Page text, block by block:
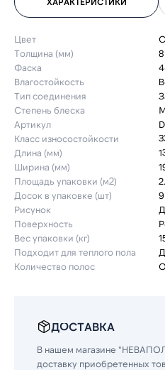
Цвет
Толщина (мм)
8
Фаска
Влагостойкость
Тип соединения
Степень блеска
Артикул
Класс износостойкости
Длина (мм)
Ширина (мм)
Площадь упаковки (м2)
Досок в упаковке (шт)
9
Рисунок
Поверхность
Вес упаковки (кг)
Подходит для теплого пола
Количество полос
ДОСТАВКА
В нашем магазине
доставку приобретенных